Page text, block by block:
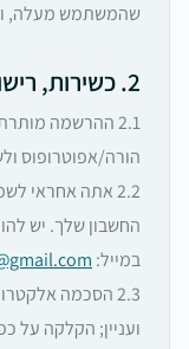
שהמשתמש מעלה,
2. כשירות, רישום וחשבונות
הורה/אפוטרופוס
2.2 אתה אחראי
החשבון שלך. יש
במייל:
2.3 הסכמה
ועניין; הקלקה על